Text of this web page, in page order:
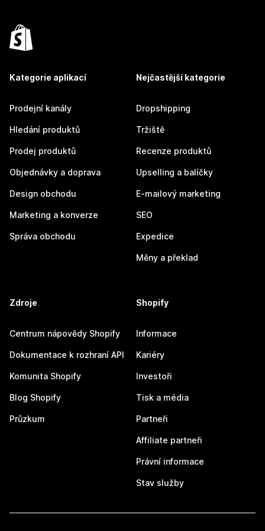
Kategorie aplikací
Prodejní kanály
Hledání produktů
Prodej produktů
Objednávky a doprava
Design obchodu
Marketing a konverze
Správa obchodu
Nejčastější kategorie
Dropshipping
Tržiště
Recenze produktů
Upselling a balíčky
E-mailový marketing
SEO
Expedice
Měny a překlad
Zdroje
Centrum nápovědy Shopify
Dokumentace k rozhraní API
Komunita Shopify
Blog Shopify
Průzkum
Shopify
Informace
Kariéry
Investoři
Tisk a média
Partneři
Affiliate partneři
Právní informace
Stav služby